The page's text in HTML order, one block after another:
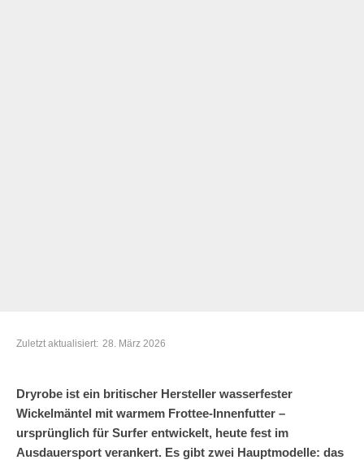
Zuletzt aktualisiert: 28. März 2026
Dryrobe ist ein britischer Hersteller wasserfester
Wickelmäntel mit warmem Frottee-Innenfutter –
ursprünglich für Surfer entwickelt, heute fest im
Ausdauersport verankert. Es gibt zwei Hauptmodelle: das